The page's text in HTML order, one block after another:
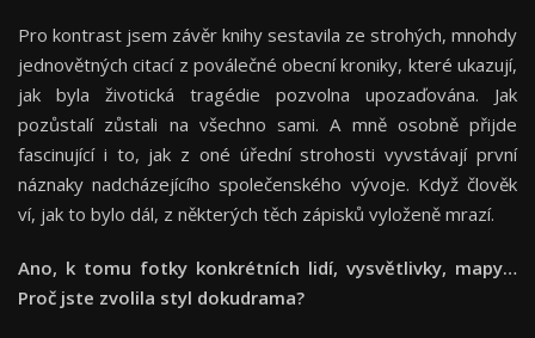
Pro kontrast jsem závěr knihy sestavila ze strohých, mnohdy
jednovětných citací z poválečné obecní kroniky, které ukazují,
jak byla životická tragédie pozvolna upozaďována. Jak
pozůstalí zůstali na všechno sami. A mně osobně přijde
fascinující i to, jak z oné úřední strohosti vyvstávají první
náznaky nadcházejícího společenského vývoje. Když člověk
ví, jak to bylo dál, z některých těch zápisků vyloženě mrazí.
Ano, k tomu fotky konkrétních lidí, vysvětlivky, mapy…
Proč jste zvolila styl dokudrama?